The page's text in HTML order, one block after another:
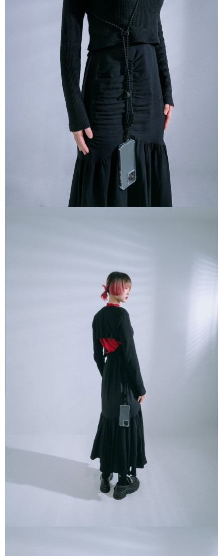
權轉讓予恩沛科技股份有限公司。
２．關於個人資料處理事宜，請瀏覽以下網址：
https://aftee.tw/terms/#terms3
３．未成年的使用者請事先徵得法定代理人或監護人之同意方可使用
「AFTEE先享後付」，若未經同意申辦者引起之損失，本公司不負相關責
４．使用「AFTEE先享後付」時，將依據個別帳號之用戶狀況，依本公司即
時審查核予不同之上限額度；若仍有額度不足之情形，本公司將視審查結果
請求用戶進行身份認證。
５．嚴禁一人註冊多個帳號或使用他人資訊註冊。若發現惡意使用之情形，
恩沛科技股份有限公司將有權停止該用戶之使用額度並採取法律行動。